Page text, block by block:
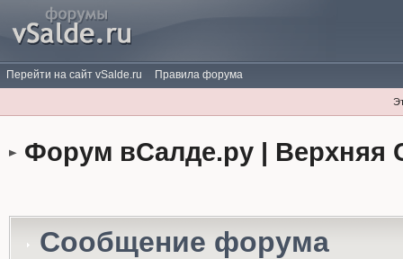
Перейти на сайт vSalde.ru Правила форума
Форум вСалде.ру | Верхняя
Сообщение форума